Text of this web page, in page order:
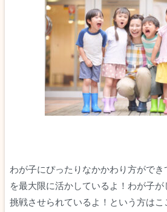
わが子にぴったりなかかわり方がで
を最大限に活かしているよ！わが子
挑戦させられているよ！という方は